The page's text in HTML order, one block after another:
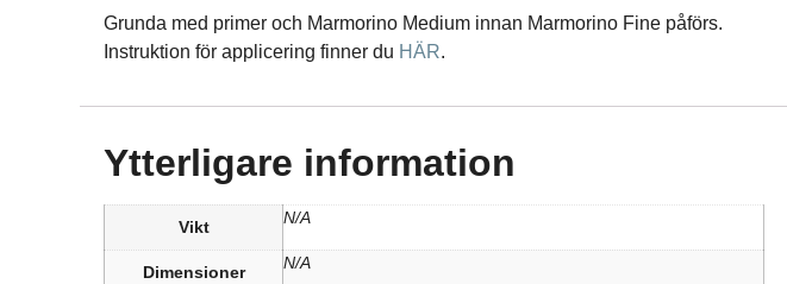
Grunda med primer och Marmorino Medium innan Marmorino Fine påförs.
Instruktion för applicering finner du HÄR.
Ytterligare information
Vikt N/A
Dimensioner N/A